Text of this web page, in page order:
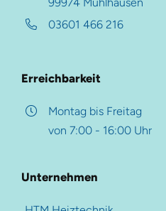
03601 466 216
Erreichbarkeit
Montag bis Freitag
von 7:00 - 16:00 Uhr
Unternehmen
Für Fahrzeugteile
Pulverbeschichtung
HTM Gruppe
HTM Verzinkung
HTM Beschichtung
Referenzen